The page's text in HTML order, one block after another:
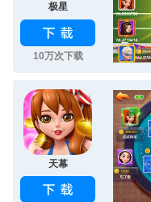
极星
10万次下载
天幕